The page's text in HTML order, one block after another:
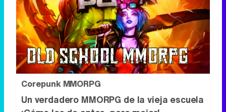
Corepunk MMORPG
Un verdadero MMORPG de la vieja escuela
¡Cómo los de antes, pero mejor!